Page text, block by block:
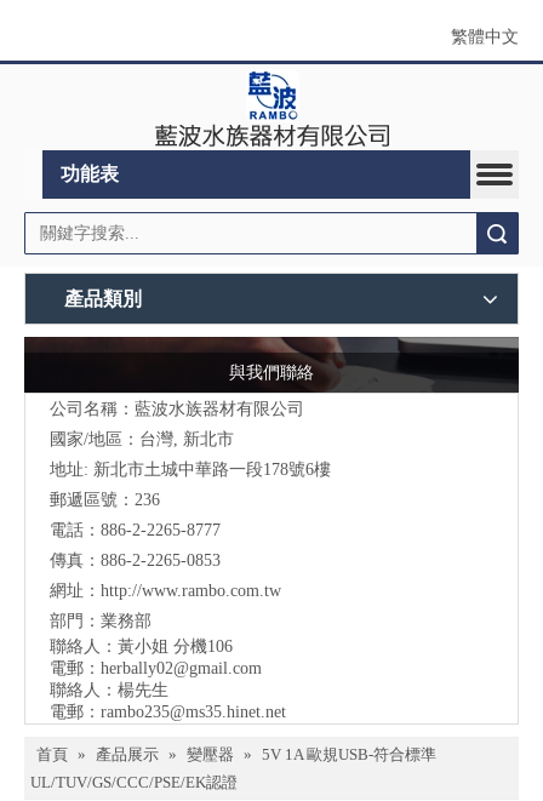
繁體中文
功能表
產品類別
與我們聯絡
公司名稱：藍波水族器材有限公司
國家/地區：台灣, 新北市
地址: 新北市土城中華路一段178號6樓
郵遞區號：236
電話：886-2-2265-8777
傳真：886-2-2265-0853
網址： http://www.rambo.com.tw
部門：業務部
聯絡人：黃小姐 分機106
電郵： herbally02@gmail.com
聯絡人：楊先生
電郵： rambo235@ms35.hinet.net
首頁 » 產品展示 » 變壓器 » 5V 1A 歐規USB-符合標準
UL/TUV/GS/CCC/PSE/EK認證